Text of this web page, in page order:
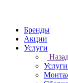
Бренды
Акции
Услуги
Услуги